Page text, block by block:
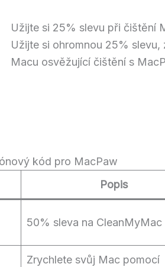
Užijte si 25% slevu při čištění
Užijte si ohromnou 25% slevu,
Macu osvěžující čištění s
kód pro MacPaw
Popis
50% sleva na CleanMyMac
Zrychlete svůj Mac pomocí